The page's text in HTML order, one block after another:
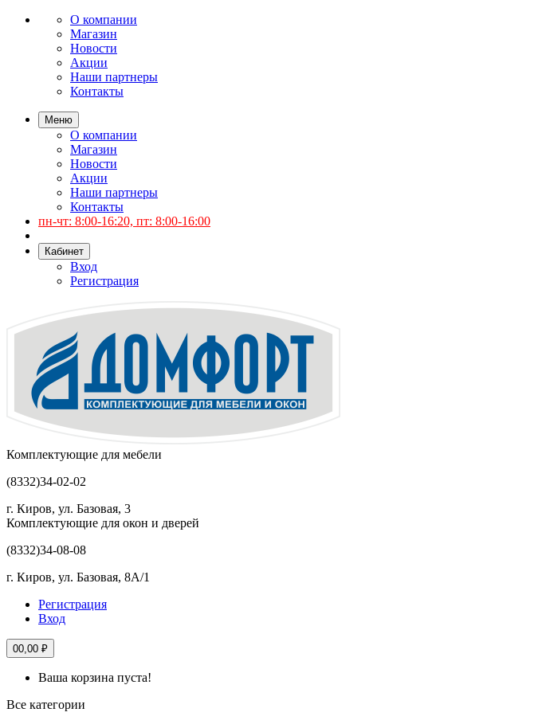
О компании
Магазин
Новости
Акции
Наши партнеры
Контакты
Меню
О компании
Магазин
Новости
Акции
Наши партнеры
Контакты
пн-чт: 8:00-16:20, пт: 8:00-16:00
Кабинет
Вход
Регистрация
Комплектующие для мебели
(8332)34-02-02
г. Киров, ул. Базовая, 3
Комплектующие для окон и дверей
(8332)34-08-08
г. Киров, ул. Базовая, 8А/1
Регистрация
Вход
00,00 ₽
Ваша корзина пуста!
Все категории